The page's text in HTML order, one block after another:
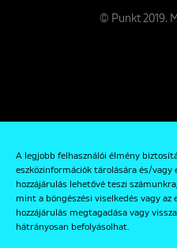
A legjobb felhasználói élmény
eszközinformációk tárolására és/vagy
hozzájárulás lehetővé teszi
mint a böngészési viselkedés vagy az
hozzájárulás megtagadása vagy
hátrányosan befolyásolhat.
© Punkt 2019.
Adatkezelési és